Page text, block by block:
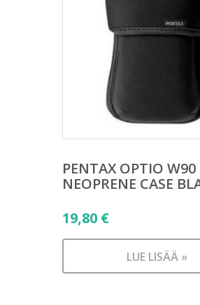
PENTAX OPTIO W90
NEOPRENE CASE
19,80 €
LUE LISÄÄ »